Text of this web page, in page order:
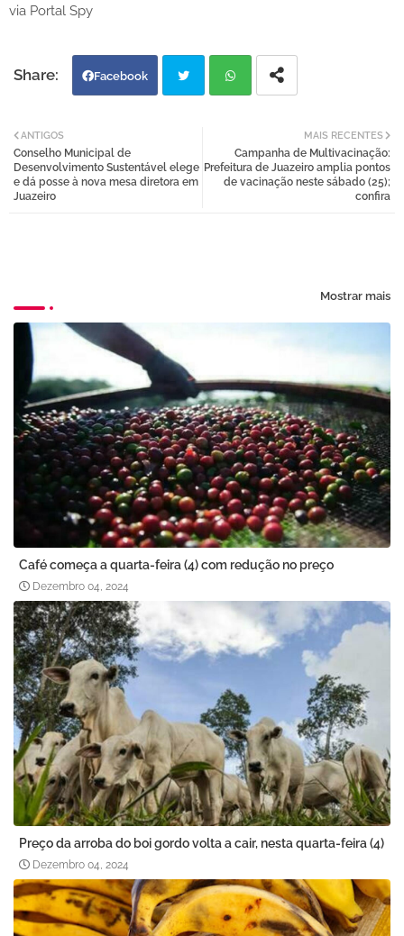
via Portal Spy
Facebook
atsa
MAIS RECENTES
Campanha de Multivacinação:
Prefeitura de Juazeiro amplia pontos
de vacinação neste sábado (25);
confira
ANTIGOS
Conselho Municipal de
Desenvolvimento Sustentável elege
e dá posse à nova mesa diretora em
Juazeiro
Mostrar mais
Café começa a quarta-feira (4) com redução no preço
Dezembro 04, 2024
Preço da arroba do boi gordo volta a cair, nesta quarta-feira (4)
Dezembro 04, 2024